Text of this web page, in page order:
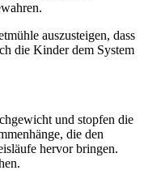
auszusteigen, dass
die Kinder dem System
und stopfen die
die den
hervor bringen.